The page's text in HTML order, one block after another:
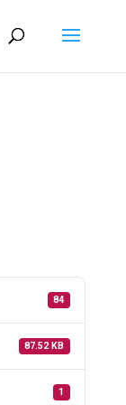
84
87.52 KB
1